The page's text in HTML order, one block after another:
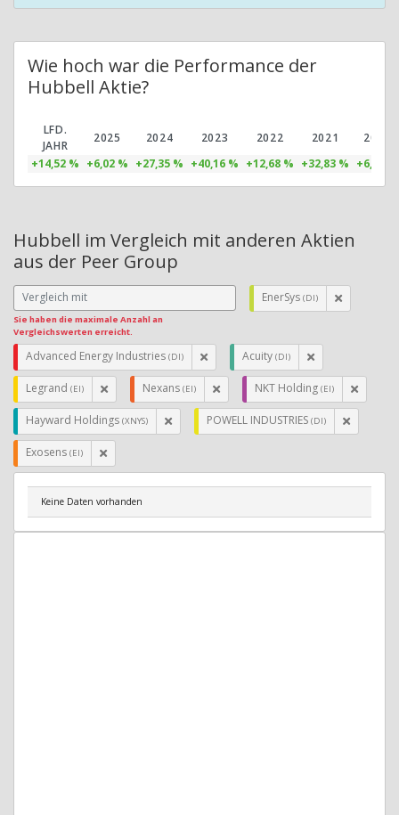
Wie hoch war die Performance der
Hubbell Aktie?
LFD.
JAHR
2025 2024 2023 2022 2021
2020
+14,52 % +6,02 % +27,35 % +40,16 % +12,68 % +32,83 % +6,07 %
Hubbell im Vergleich mit anderen Aktien
aus der Peer Group
Sie haben die maximale Anzahl an
Vergleichswerten erreicht.
EnerSys (DI)
Advanced Energy Industries (DI) Acuity (DI)
Legrand (EI) Nexans (EI) NKT Holding (EI)
Hayward Holdings (XNYS) POWELL INDUSTRIES (DI)
Exosens (EI)
Keine Daten vorhanden